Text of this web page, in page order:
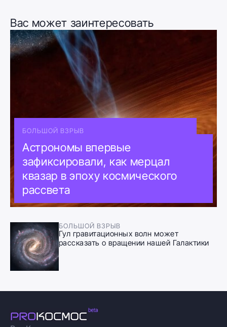
Вас может заинтересовать
БОЛЬШОЙ ВЗРЫВ
Астрономы впервые
зафиксировали, как мерцал
квазар в эпоху космического
рассвета
БОЛЬШОЙ ВЗРЫВ
Гул гравитационных волн может
рассказать о вращении нашей Галактики